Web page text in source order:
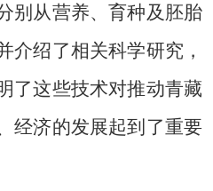
别从营养、育种及胚胎
介绍了相关科学研究，
了这些技术对推动青藏
经济的发展起到了重要